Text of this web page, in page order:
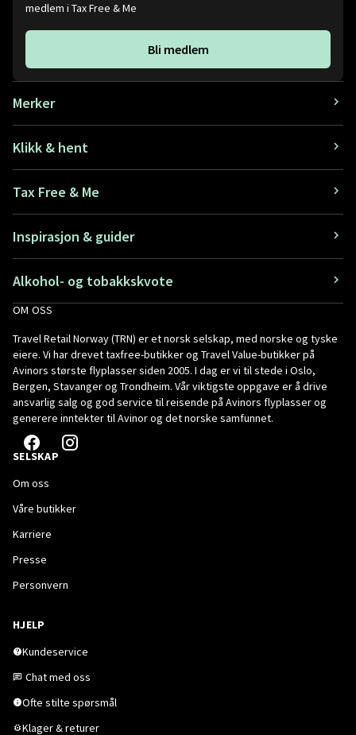
medlem i Tax Free & Me
Bli medlem
Merker
Klikk & hent
Tax Free & Me
Inspirasjon & guider
Alkohol- og tobakkskvote
OM OSS
Travel Retail Norway (TRN) er et norsk selskap, med norske og tyske
eiere. Vi har drevet taxfree-butikker og Travel Value-butikker på
Avinors største flyplasser siden 2005. I dag er vi til stede i Oslo,
Bergen, Stavanger og Trondheim. Vår viktigste oppgave er å drive
ansvarlig salg og god service til reisende på Avinors flyplasser og
generere inntekter til Avinor og det norske samfunnet.
SELSKAP
Om oss
Våre butikker
Karriere
Presse
Personvern
HJELP
Kundeservice
Chat med oss
Ofte stilte spørsmål
Klager & returer